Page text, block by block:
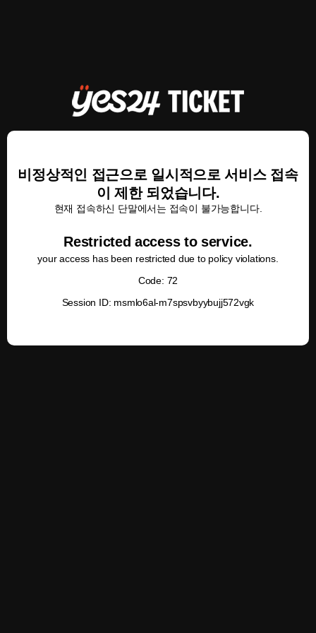
비정상적인 접근으로 일시적으로 서비스 접속
이 제한 되었습니다.
현재 접속하신 단말에서는 접속이 불가능합니다.
Restricted access to service.
your access has been restricted due to policy violations.
Code: 72
Session ID: msmlo6al-m7spsvbyybujj572vgk